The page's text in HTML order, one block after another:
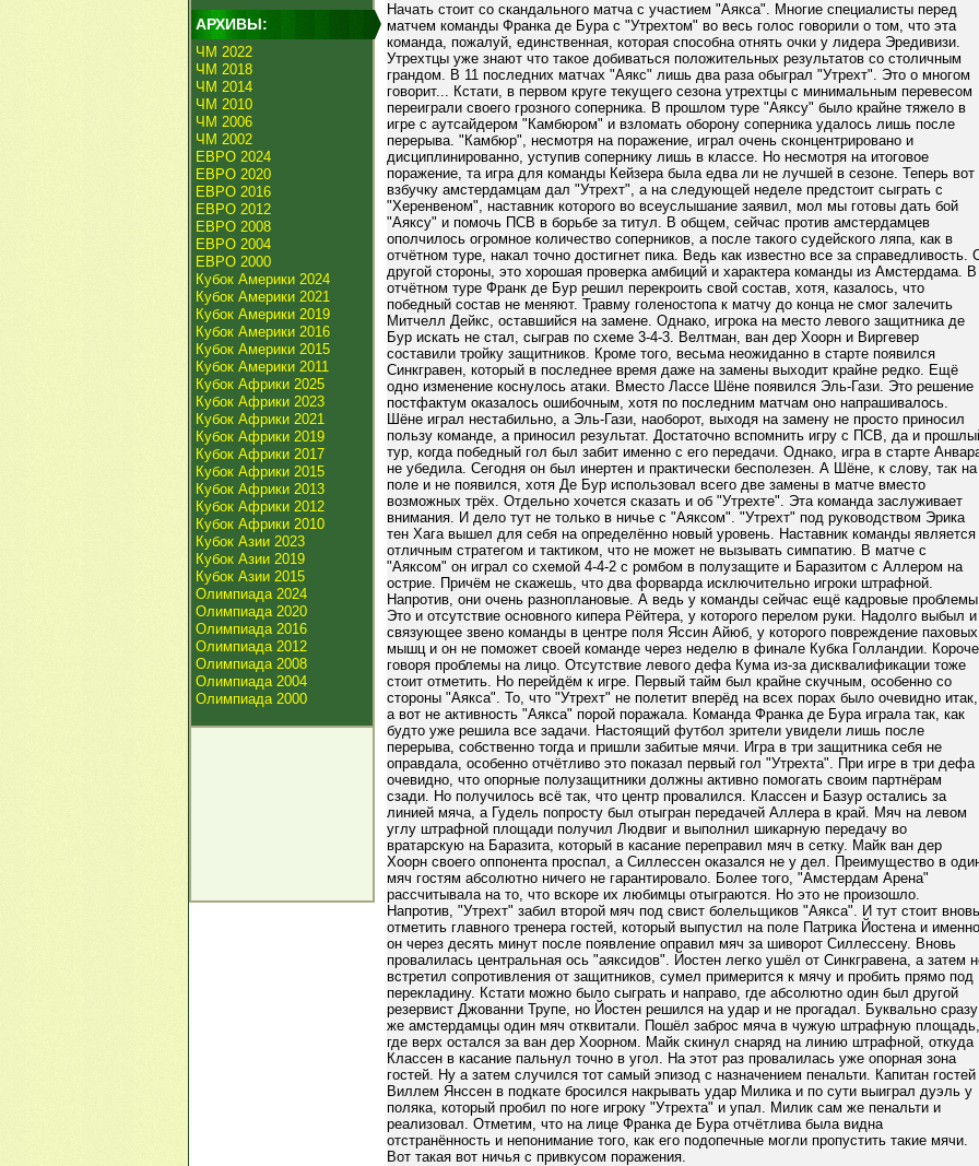
АРХИВЫ:
ЧМ 2022
ЧМ 2018
ЧМ 2014
ЧМ 2010
ЧМ 2006
ЧМ 2002
ЕВРО 2024
ЕВРО 2020
ЕВРО 2016
ЕВРО 2012
ЕВРО 2008
ЕВРО 2004
ЕВРО 2000
Кубок Америки 2024
Кубок Америки 2021
Кубок Америки 2019
Кубок Америки 2016
Кубок Америки 2015
Кубок Америки 2011
Кубок Африки 2025
Кубок Африки 2023
Кубок Африки 2021
Кубок Африки 2019
Кубок Африки 2017
Кубок Африки 2015
Кубок Африки 2013
Кубок Африки 2012
Кубок Африки 2010
Кубок Азии 2023
Кубок Азии 2019
Кубок Азии 2015
Олимпиада 2024
Олимпиада 2020
Олимпиада 2016
Олимпиада 2012
Олимпиада 2008
Олимпиада 2004
Олимпиада 2000
Начать стоит со скандального матча с участием "Аякса". Многие специалисты перед
матчем команды Франка де Бура с "Утрехтом" во весь голос говорили о том, что эта
команда, пожалуй, единственная, которая способна отнять очки у лидера Эредивизи.
Утрехтцы уже знают что такое добиваться положительных результатов со столичным
грандом. В 11 последних матчах "Аякс" лишь два раза обыграл "Утрехт". Это о многом
говорит... Кстати, в первом круге текущего сезона утрехтцы с минимальным перевесом
переиграли своего грозного соперника. В прошлом туре "Аяксу" было крайне тяжело в
игре с аутсайдером "Камбюром" и взломать оборону соперника удалось лишь после
перерыва. "Камбюр", несмотря на поражение, играл очень сконцентрировано и
дисциплинированно, уступив сопернику лишь в классе. Но несмотря на итоговое
поражение, та игра для команды Кейзера была едва ли не лучшей в сезоне. Теперь вот
взбучку амстердамцам дал "Утрехт", а на следующей неделе предстоит сыграть с
"Херенвеном", наставник которого во всеуслышание заявил, мол мы готовы дать бой
"Аяксу" и помочь ПСВ в борьбе за титул. В общем, сейчас против амстердамцев
ополчилось огромное количество соперников, а после такого судейского ляпа, как в
отчётном туре, накал точно достигнет пика. Ведь как известно все за справедливость.
другой стороны, это хорошая проверка амбиций и характера команды из Амстердама. В
отчётном туре Франк де Бур решил перекроить свой состав, хотя, казалось, что
победный состав не меняют. Травму голеностопа к матчу до конца не смог залечить
Митчелл Дейкс, оставшийся на замене. Однако, игрока на место левого защитника де
Бур искать не стал, сыграв по схеме 3-4-3. Велтман, ван дер Хоорн и Виргевер
составили тройку защитников. Кроме того, весьма неожиданно в старте появился
Синкгравен, который в последнее время даже на замены выходит крайне редко. Ещё
одно изменение коснулось атаки. Вместо Лассе Шёне появился Эль-Гази. Это решение
постфактум оказалось ошибочным, хотя по последним матчам оно напрашивалось.
Шёне играл нестабильно, а Эль-Гази, наоборот, выходя на замену не просто приносил
пользу команде, а приносил результат. Достаточно вспомнить игру с ПСВ, да и
тур, когда победный гол был забит именно с его передачи. Однако, игра в старте
не убедила. Сегодня он был инертен и практически бесполезен. А Шёне, к слову, так на
поле и не появился, хотя Де Бур использовал всего две замены в матче вместо
возможных трёх. Отдельно хочется сказать и об "Утрехте". Эта команда заслуживает
внимания. И дело тут не только в ничье с "Аяксом". "Утрехт" под руководством Эрика
тен Хага вышел для себя на определённо новый уровень. Наставник команды является
отличным стратегом и тактиком, что не может не вызывать симпатию. В матче с
"Аяксом" он играл со схемой 4-4-2 с ромбом в полузащите и Баразитом с Аллером на
острие. Причём не скажешь, что два форварда исключительно игроки штрафной.
Напротив, они очень разноплановые. А ведь у команды сейчас ещё кадровые
Это и отсутствие основного кипера Рёйтера, у которого перелом руки. Надолго выбыл и
связующее звено команды в центре поля Яссин Айюб, у которого повреждение паховых
мышц и он не поможет своей команде через неделю в финале Кубка Голландии. Короче
говоря проблемы на лицо. Отсутствие левого дефа Кума из-за дисквалификации тоже
стоит отметить. Но перейдём к игре. Первый тайм был крайне скучным, особенно со
стороны "Аякса". То, что "Утрехт" не полетит вперёд на всех порах было очевидно итак,
а вот не активность "Аякса" порой поражала. Команда Франка де Бура играла так, как
будто уже решила все задачи. Настоящий футбол зрители увидели лишь после
перерыва, собственно тогда и пришли забитые мячи. Игра в три защитника себя не
оправдала, особенно отчётливо это показал первый гол "Утрехта". При игре в три дефа
очевидно, что опорные полузащитники должны активно помогать своим партнёрам
сзади. Но получилось всё так, что центр провалился. Классен и Базур остались за
линией мяча, а Гудель попросту был отыгран передачей Аллера в край. Мяч на левом
углу штрафной площади получил Людвиг и выполнил шикарную передачу во
вратарскую на Баразита, который в касание переправил мяч в сетку. Майк ван дер
Хоорн своего оппонента проспал, а Силлессен оказался не у дел. Преимущество в
мяч гостям абсолютно ничего не гарантировало. Более того, "Амстердам Арена"
рассчитывала на то, что вскоре их любимцы отыграются. Но это не произошло.
Напротив, "Утрехт" забил второй мяч под свист болельщиков "Аякса". И тут стоит вновь
отметить главного тренера гостей, который выпустил на поле Патрика Йостена и именно
он через десять минут после появление оправил мяч за шиворот Силлессену. Вновь
провалилась центральная ось "аяксидов". Йостен легко ушёл от Синкгравена, а затем
встретил сопротивления от защитников, сумел примерится к мячу и пробить прямо под
перекладину. Кстати можно было сыграть и направо, где абсолютно один был другой
резервист Джованни Трупе, но Йостен решился на удар и не прогадал. Буквально сразу
же амстердамцы один мяч отквитали. Пошёл заброс мяча в чужую штрафную площадь,
где верх остался за ван дер Хоорном. Майк скинул снаряд на линию штрафной, откуда
Классен в касание пальнул точно в угол. На этот раз провалилась уже опорная зона
гостей. Ну а затем случился тот самый эпизод с назначением пенальти. Капитан гостей
Виллем Янссен в подкате бросился накрывать удар Милика и по сути выиграл дуэль у
поляка, который пробил по ноге игроку "Утрехта" и упал. Милик сам же пенальти и
реализовал. Отметим, что на лице Франка де Бура отчётлива была видна
отстранённость и непонимание того, как его подопечные могли пропустить такие мячи.
Вот такая вот ничья с привкусом поражения.